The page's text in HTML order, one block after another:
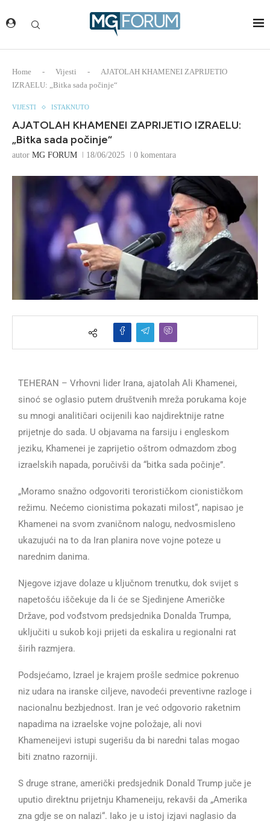
Home - Vijesti -
AJATOLAH KHAMENEI ZAPRIJETIO
IZRAELU: „Bitka sada počinje“
VIJESTI ISTAKNUTO
AJATOLAH KHAMENEI ZAPRIJETIO IZRAELU:
„Bitka sada počinje“
autor MG FORUM 18/06/2025 0 komentara
TEHERAN – Vrhovni lider Irana, ajatolah Ali Khamenei,
sinoć se oglasio putem društvenih mreža porukama koje
su mnogi analitičari ocijenili kao najdirektnije ratne
prijetnje do sada. U objavama na farsiju i engleskom
jeziku, Khamenei je zaprijetio oštrom odmazdom zbog
izraelskih napada, poručivši da “bitka sada počinje”.
„Moramo snažno odgovoriti terorističkom cionističkom
režimu. Nećemo cionistima pokazati milost“, napisao je
Khamenei na svom zvaničnom nalogu, nedvosmisleno
ukazujući na to da Iran planira nove vojne poteze u
narednim danima.
Njegove izjave dolaze u ključnom trenutku, dok svijet s
napetošću iščekuje da li će se Sjedinjene Američke
Države, pod vođstvom predsjednika Donalda Trumpa,
uključiti u sukob koji prijeti da eskalira u regionalni rat
širih razmjera.
Podsjećamo, Izrael je krajem prošle sedmice pokrenuo
niz udara na iranske ciljeve, navodeći preventivne razloge i
nacionalnu bezbjednost. Iran je već odgovorio raketnim
napadima na izraelske vojne položaje, ali novi
Khameneijevi istupi sugerišu da bi naredni talas mogao
biti znatno razorniji.
S druge strane, američki predsjednik Donald Trump juče je
uputio direktnu prijetnju Khameneiju, rekavši da „Amerika
zna gdje se on nalazi“. Iako je u istoj izjavi naglasio da